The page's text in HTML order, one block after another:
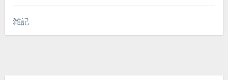
雑記